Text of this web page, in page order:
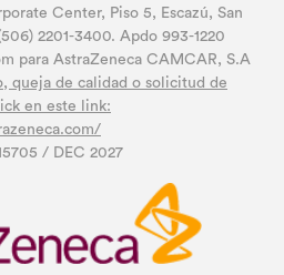
Center, Piso 5, Escazú, San
2201-3400. Apdo 993-1220
para AstraZeneca CAMCAR, S.A
queja de calidad o solicitud de
en este link:
/ DEC 2027